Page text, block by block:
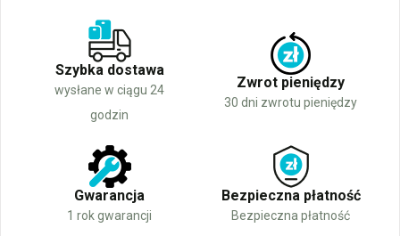
Szybka dostawa
wysłane w ciągu 24
godzin
Zwrot pieniędzy
30 dni zwrotu pieniędzy
Gwarancja
1 rok gwarancji
Bezpieczna płatność
Bezpieczna płatność